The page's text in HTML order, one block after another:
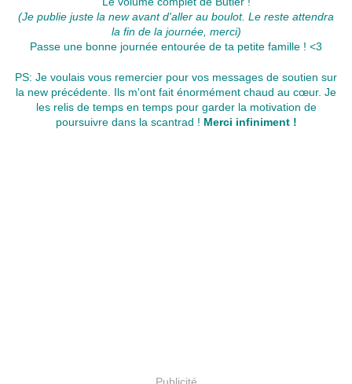
(Je publie juste la new avant d'aller au boulot. Le reste attendra
la fin de la journée, merci)
Passe une bonne journée entourée de ta petite famille ! <3
PS: Je voulais vous remercier pour vos messages de soutien sur
la new précédente. Ils m'ont fait énormément chaud au cœur. Je
les relis de temps en temps pour garder la motivation de
poursuivre dans la scantrad ! Merci infiniment !
Publicité